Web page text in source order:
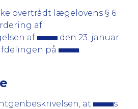
overtrådt lægelovens § 6
af
af
den 23. januar
på
at
s